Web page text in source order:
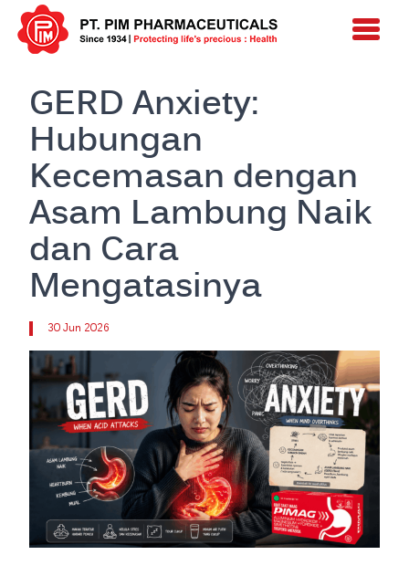
GERD Anxiety:
Hubungan
Kecemasan dengan
Asam Lambung Naik
dan Cara
Mengatasinya
30 Jun 2026